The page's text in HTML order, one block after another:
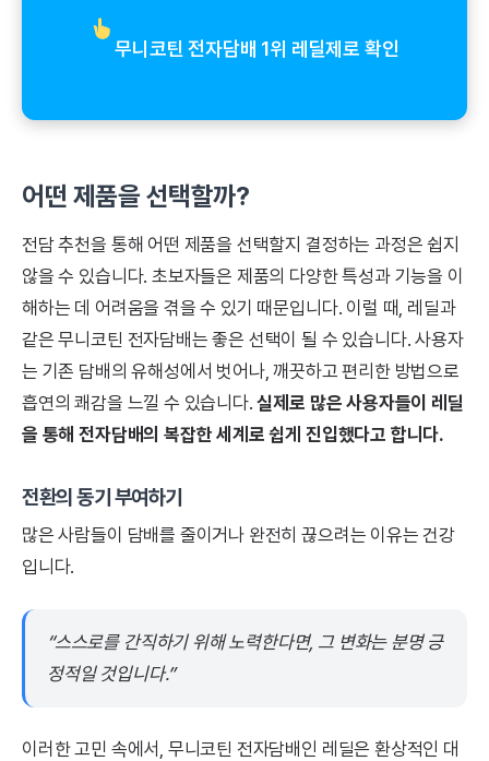
무니코틴 전자담배 1위 레딜제로 확인
어떤 제품을 선택할까?
전담 추천을 통해 어떤 제품을 선택할지 결정하는 과정은 쉽지
않을 수 있습니다. 초보자들은 제품의 다양한 특성과 기능을 이
해하는 데 어려움을 겪을 수 있기 때문입니다. 이럴 때, 레딜과
같은 무니코틴 전자담배는 좋은 선택이 될 수 있습니다. 사용자
는 기존 담배의 유해성에서 벗어나, 깨끗하고 편리한 방법으로
흡연의 쾌감을 느낄 수 있습니다.실제로 많은 사용자들이 레딜
을 통해 전자담배의 복잡한 세계로 쉽게 진입했다고 합니다.
전환의 동기 부여하기
많은 사람들이 담배를 줄이거나 완전히 끊으려는 이유는 건강
입니다.
“스스로를 간직하기 위해 노력한다면, 그 변화는 분명 긍
정적일 것입니다.”
이러한 고민 속에서, 무니코틴 전자담배인 레딜은 환상적인 대